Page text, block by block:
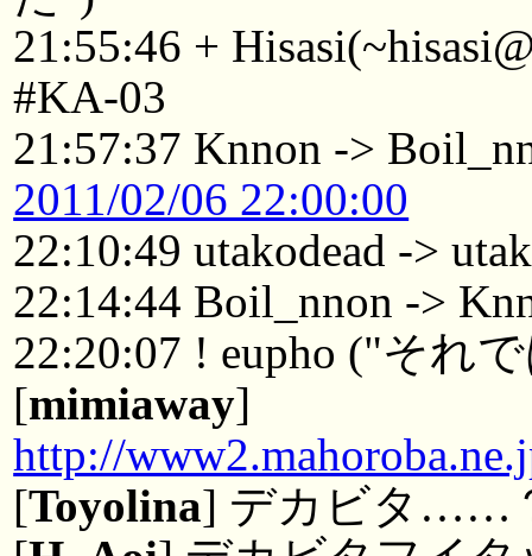
21:55:46 +
#KA-03
21:57:37 Knnon ->
2011/02/06 22:00:00
22:10:49 utakodead ->
22:14:44 Boil_nnon ->
22:20:07 ! eupho ("それ
[mimiaway]
http://
[Toyolina] デカビタ……